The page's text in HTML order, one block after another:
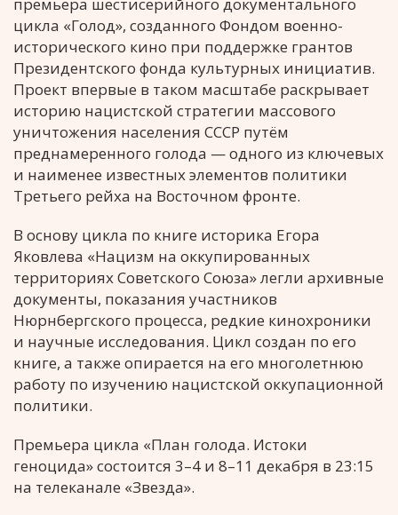
премьера шестисерийного документального
цикла «Голод», созданного Фондом военно-
исторического кино при поддержке грантов
Президентского фонда культурных инициатив.
Проект впервые в таком масштабе раскрывает
историю нацистской стратегии массового
уничтожения населения СССР путём
преднамеренного голода — одного из ключевых
и наименее известных элементов политики
Третьего рейха на Восточном фронте.
В основу цикла по книге историка Егора
Яковлева «Нацизм на оккупированных
территориях Советского Союза» легли архивные
документы, показания участников
Нюрнбергского процесса, редкие кинохроники
и научные исследования. Цикл создан по его
книге, а также опирается на его многолетнюю
работу по изучению нацистской оккупационной
политики.
Премьера цикла «План голода. Истоки
геноцида» состоится 3–4 и 8–11 декабря в 23:15
на телеканале «Звезда».